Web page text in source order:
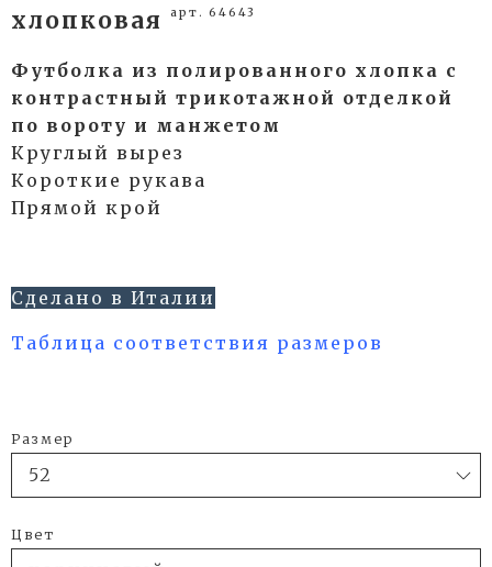
хлопковая
арт. 64643
Футболка из полированного хлопка с
контрастный трикотажной отделкой
по вороту и манжетом
Круглый вырез
Короткие рукава
Прямой крой
Сделано в Италии
Таблица соответствия размеров
Размер
Цвет